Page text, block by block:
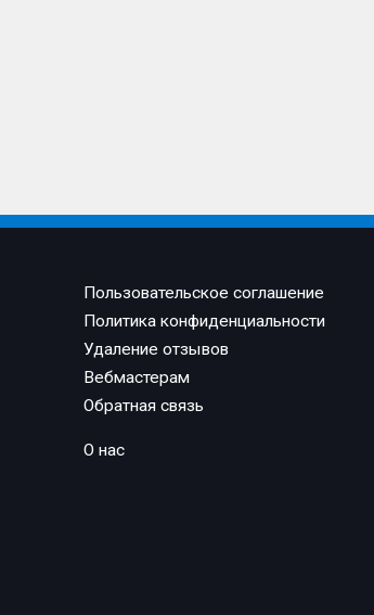
Пользовательское соглашение
Политика конфиденциальности
Удаление отзывов
Вебмастерам
Обратная связь
О нас